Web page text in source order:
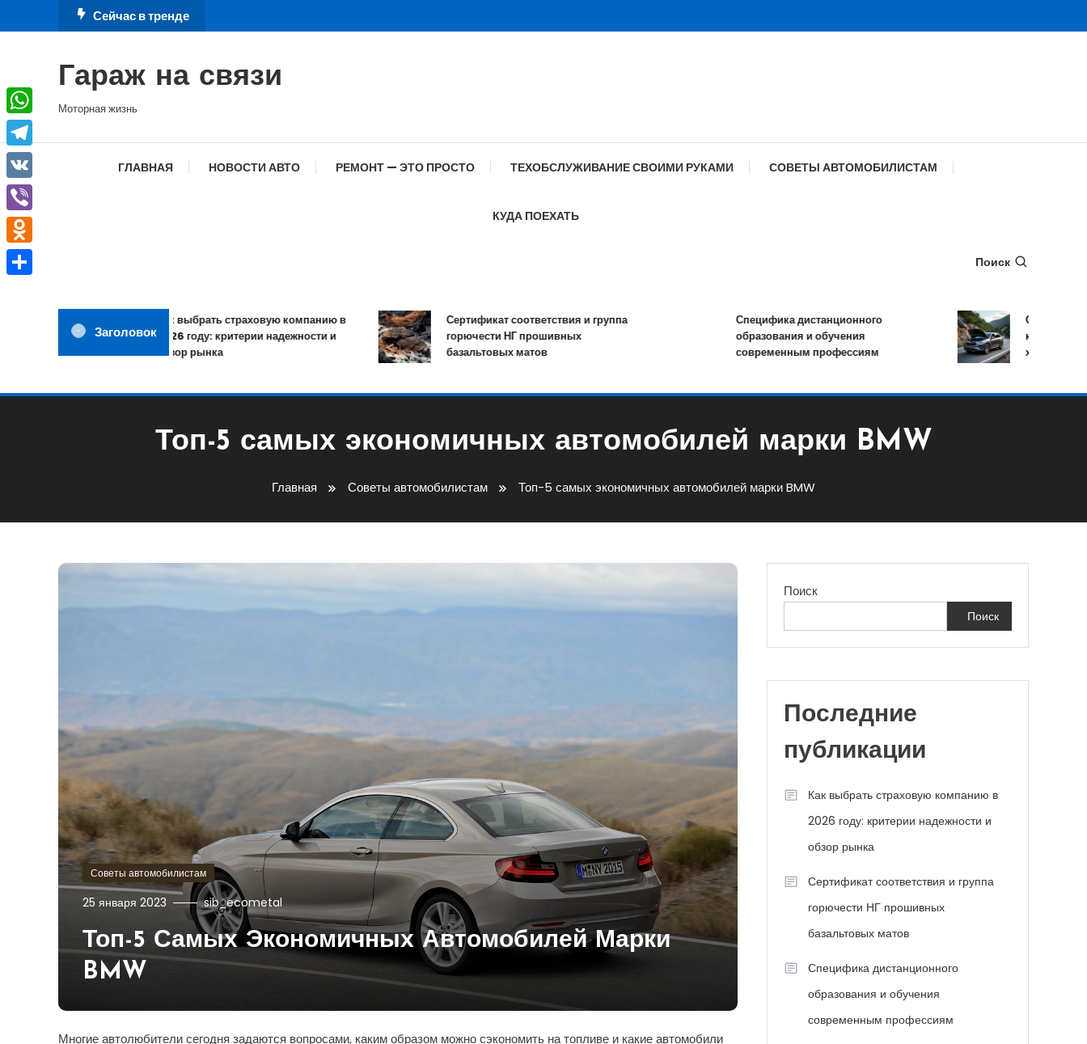
к
Сейчас в тренде
Гараж на связи
Моторная жизнь
ГЛАВНАЯ НОВОСТИ АВТО РЕМОНТ — ЭТО ПРОСТО ТЕХОБСЛУЖИВАНИЕ СВОИМИ РУКАМИ СОВЕТЫ АВТОМОБИЛИСТАМ
КУДА ПОЕХАТЬ
Поиск
Заголовок
Как выбрать страховую компанию в
2026 году: критерии надежности и
обзор рынка
Сертификат соответствия и группа
горючести НГ прошивных
базальтовых матов
Специфика дистанционного
образования и обучения
современным профессиям
Обзор TANK 500:
комплектации и
характеристики
Топ-5 самых экономичных автомобилей марки BMW
Главная Советы автомобилистам Топ-5 самых экономичных автомобилей марки BMW
Советы автомобилистам
25 января 2023 sib_ecometal
Топ-5 Самых Экономичных Автомобилей Марки
BMW
Многие автолюбители сегодня задаются вопросами, каким образом можно сэкономить на топливе и какие автомобили
Поиск
Поиск
Последние
публикации
Как выбрать страховую компанию в
2026 году: критерии надежности и
обзор рынка
Сертификат соответствия и группа
горючести НГ прошивных
базальтовых матов
Специфика дистанционного
образования и обучения
современным профессиям
WhatsApp
Telegram
VK
Viber
Odnoklassniki